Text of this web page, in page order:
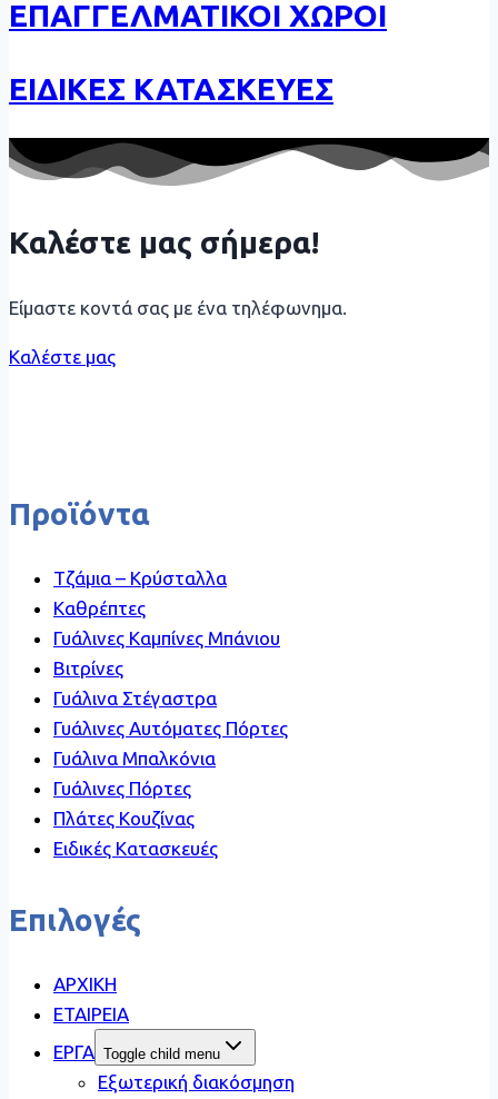
ΕΠΑΓΓΕΛΜΑΤΙΚΟΙ ΧΩΡΟΙ
ΕΙΔΙΚΕΣ ΚΑΤΑΣΚΕΥΕΣ
Καλέστε μας σήμερα!
Είμαστε κοντά σας με ένα τηλέφωνημα.
Καλέστε μας
Προϊόντα
Τζάμια – Κρύσταλλα
Καθρέπτες
Γυάλινες Καμπίνες Μπάνιου
Βιτρίνες
Γυάλινα Στέγαστρα
Γυάλινες Αυτόματες Πόρτες
Γυάλινα Μπαλκόνια
Γυάλινες Πόρτες
Πλάτες Κουζίνας
Ειδικές Κατασκευές
Επιλογές
ΑΡΧΙΚΗ
ΕΤΑΙΡΕΙΑ
ΕΡΓΑ Toggle child menu
Εξωτερική διακόσμηση